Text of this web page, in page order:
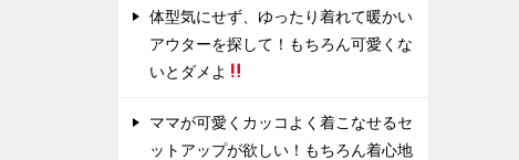
体型気にせず、ゆったり着れて暖かい
アウターを探して！もちろん可愛くな
いとダメよ
ママが可愛くカッコよく着こなせるセ
ットアップが欲しい！もちろん着心地